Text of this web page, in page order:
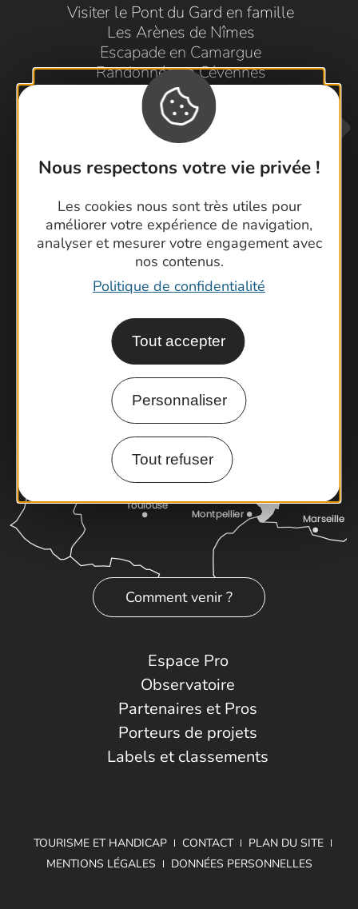
Nous respectons votre vie privée !
Les cookies nous sont très utiles pour
améliorer votre expérience de navigation,
analyser et mesurer votre engagement avec
nos contenus.
Politique de confidentialité
Tout accepter
Personnaliser
Tout refuser
Visiter le Pont du Gard en famille
Les Arènes de Nîmes
Escapade en Camargue
Randonnée en Cévennes
Contactez-nous !
Foire aux questions
Brochures
Latitude Gard
Comment venir ?
Espace Pro
Observatoire
Partenaires et Pros
Porteurs de projets
Labels et classements
TOURISME ET HANDICAP CONTACT
PLAN DU SITE
MENTIONS LÉGALES
DONNÉES PERSONNELLES